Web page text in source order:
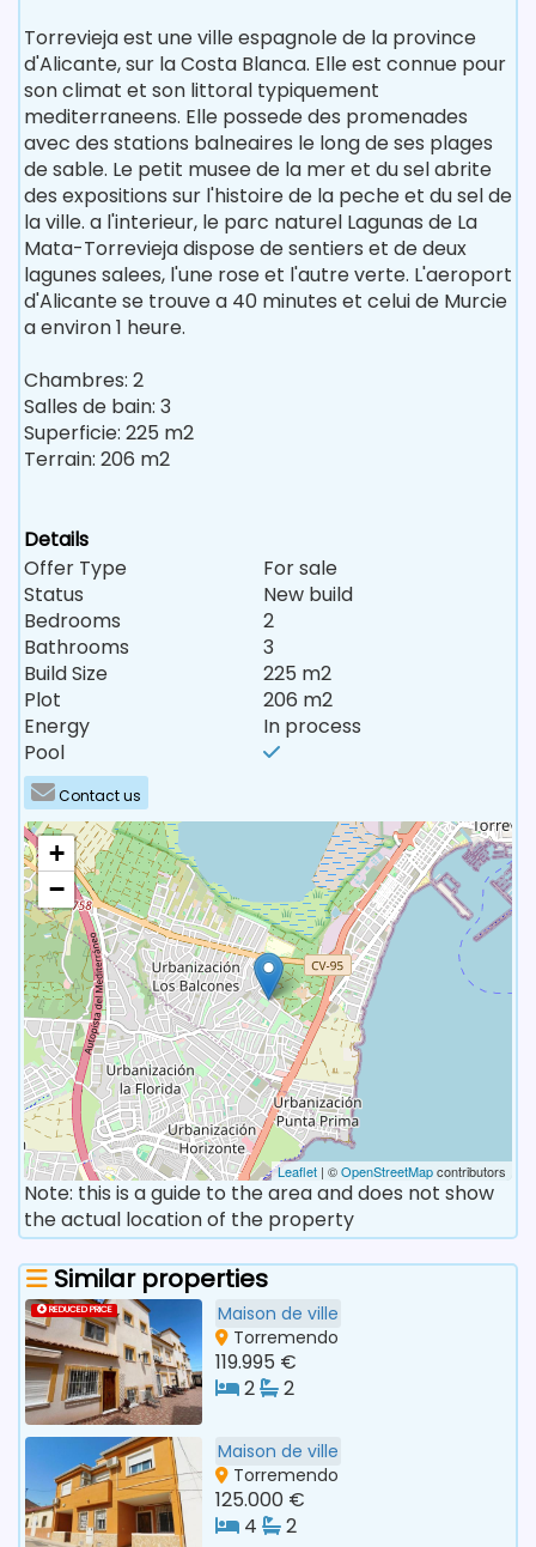
Torrevieja est une ville espagnole de la province
d'Alicante, sur la Costa Blanca. Elle est connue pour
son climat et son littoral typiquement
mediterraneens. Elle possede des promenades
avec des stations balneaires le long de ses plages
de sable. Le petit musee de la mer et du sel abrite
des expositions sur l'histoire de la peche et du sel de
la ville. a l'interieur, le parc naturel Lagunas de La
Mata-Torrevieja dispose de sentiers et de deux
lagunes salees, l'une rose et l'autre verte. L'aeroport
d'Alicante se trouve a 40 minutes et celui de Murcie
a environ 1 heure.
Chambres: 2
Salles de bain: 3
Superficie: 225 m2
Terrain: 206 m2
Details
Offer Type
For sale
Status
New build
Bedrooms
2
Bathrooms
3
Build Size
225 m2
Plot
206 m2
Energy
In process
Pool
Contact us
+
−
Leaflet | ©OpenStreetMapcontributors
Note: this is a guide to the area and does not show
the actual location of the property
Similar properties
REDUCED PRICE
Maison de ville
Torremendo
119.995 €
2
2
Maison de ville
Torremendo
125.000 €
4
2